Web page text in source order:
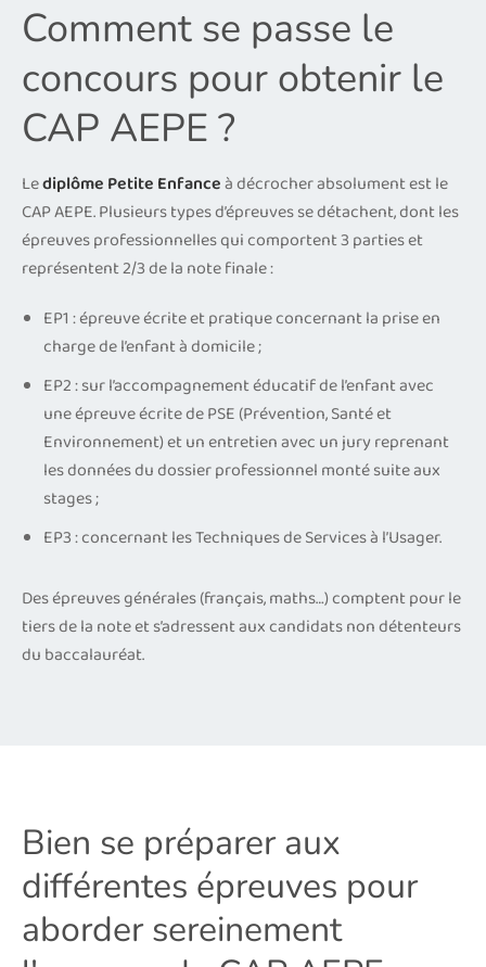
Comment se passe le
concours pour obtenir le
CAP AEPE ?
Lediplôme Petite Enfanceà décrocher absolument est le
CAP AEPE. Plusieurs types d’épreuves se détachent, dont les
épreuves professionnelles qui comportent 3 parties et
représentent 2/3 de la note finale :
EP1 : épreuve écrite et pratique concernant la prise en
charge de l’enfant à domicile ;
EP2 : sur l’accompagnement éducatif de l’enfant avec
une épreuve écrite de PSE (Prévention, Santé et
Environnement) et un entretien avec un jury reprenant
les données du dossier professionnel monté suite aux
stages ;
EP3 : concernant les Techniques de Services à l’Usager.
Des épreuves générales (français, maths…) comptent pour le
tiers de la note et s’adressent aux candidats non détenteurs
du baccalauréat.
Bien se préparer aux
différentes épreuves pour
aborder sereinement